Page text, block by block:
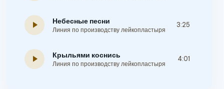
play_arrow Небесные песни
Линия по производству лейкопластыря
3:25
play_arrow Крыльями коснись
Линия по производству лейкопластыря
4:01